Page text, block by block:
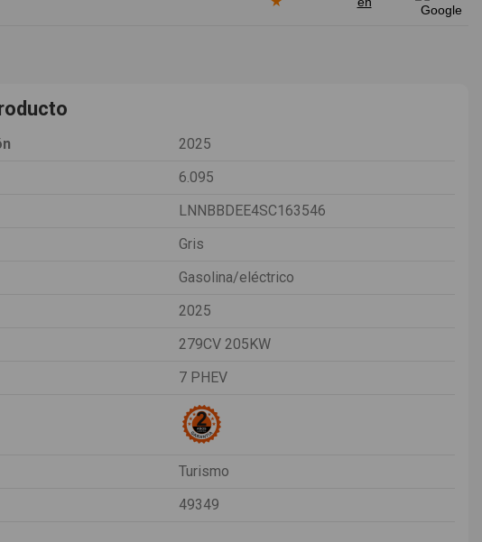
2025
6.095
LNNBBDEE4SC163546
Gris
Gasolina/eléctrico
2025
279CV 205KW
7 PHEV
Turismo
49349